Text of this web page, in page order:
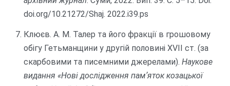
doi.org/10.21272/Shaj. 2022.i39.ps
Клюєв. А. М. Талер та його фракції в грошовому
обігу Гетьманщини у другій половині ХVII ст. (за
скарбовими та писемними джерелами).Наукове
видання «Нові дослідження памʼяток козацької